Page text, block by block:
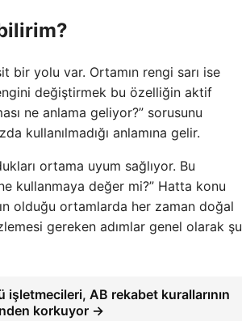
bir yolu var. Ortamın rengi sarı ise
değiştirmek bu özelliğin aktif
ne anlama geliyor?” sorusunu
kullanılmadığı anlamına gelir.
ortama uyum sağlıyor. Bu
kullanmaya değer mi?” Hatta konu
olduğu ortamlarda her zaman doğal
gereken adımlar genel olarak şu
işletmecileri, AB rekabet kurallarının
korkuyor →